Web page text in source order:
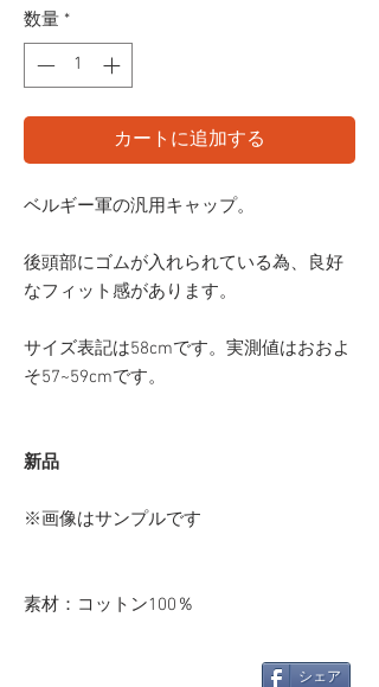
数量 *
カートに追加する
ベルギー軍の汎用キャップ。
後頭部にゴムが入れられている為、良好
なフィット感があります。
サイズ表記は58cmです。実測値はおおよ
そ57~59cmです。
新品
※画像はサンプルです
素材：コットン100％
シェア